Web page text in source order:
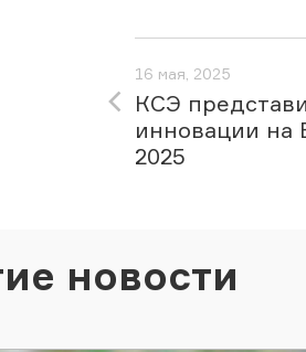
16 мая, 2025
КСЭ
инновации на
2025
новости